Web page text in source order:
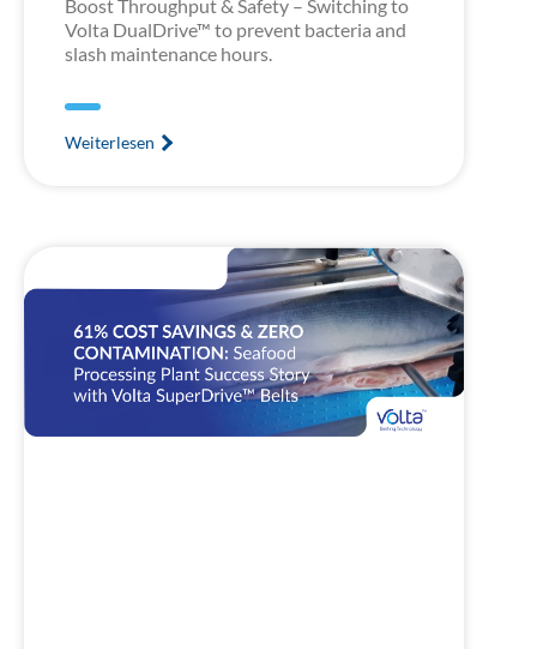
Boost Throughput & Safety – Switching to
Volta DualDrive™ to prevent bacteria and
slash maintenance hours.
Weiterlesen